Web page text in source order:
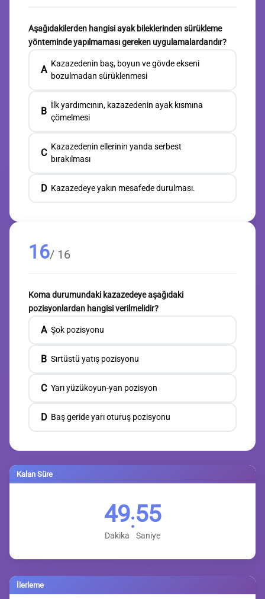
Aşağıdakilerden hangisi ayak bileklerinden sürükleme
yönteminde yapılmaması gereken uygulamalardandır?
A
Kazazedenin baş, boyun ve gövde ekseni
bozulmadan sürüklenmesi
B
İlk yardımcının, kazazedenin ayak kısmına
çömelmesi
C
Kazazedenin ellerinin yanda serbest
bırakılması
D Kazazedeye yakın mesafede durulması.
16/ 16
Koma durumundaki kazazedeye aşağıdaki
pozisyonlardan hangisi verilmelidir?
A Şok pozisyonu
B Sırtüstü yatış pozisyonu
C Yarı yüzükoyun-yan pozisyon
D Baş geride yarı oturuş pozisyonu
Kalan Süre
49
Dakika
:54
Saniye
İlerleme